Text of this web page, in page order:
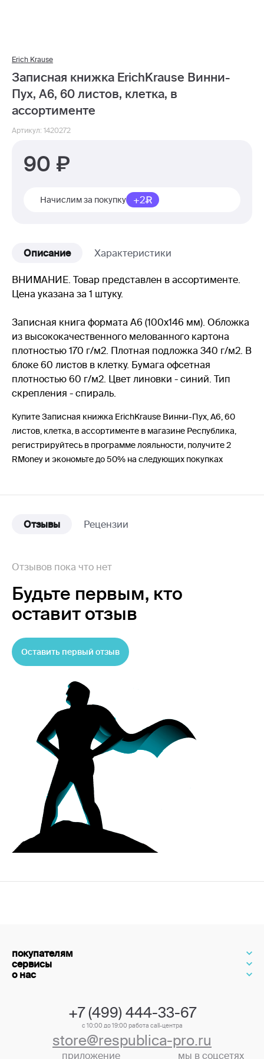
Erich Krause
Записная книжка ErichKrause Винни-
Пух, А6, 60 листов, клетка, в
ассортименте
Артикул: 1420272
90
Начислим за покупку +2
Описание Характеристики
ВНИМАНИЕ. Товар представлен в ассортименте.
Цена указана за 1 штуку.
Записная книга формата А6 (100х146 мм). Обложка
из высококачественного мелованного картона
плотностью 170 г/м2. Плотная подложка 340 г/м2. В
блоке 60 листов в клетку. Бумага офсетная
плотностью 60 г/м2. Цвет линовки - синий. Тип
скрепления - спираль.
Купите Записная книжка ErichKrause Винни-Пух, А6, 60
листов, клетка, в ассортименте в магазине Республика,
регистрируйтесь в программе лояльности, получите 2
RMoney и экономьте до 50% на следующих покупках
Отзывы Рецензии
Отзывов пока что нет
Будьте первым, кто
оставит отзыв
Оставить первый отзыв
покупателям
сервисы
о нас
+7 (499) 444-33-67
с 10:00 до 19:00 работа call-центра
store@respublica-pro.ru
приложение мы в соцсетях